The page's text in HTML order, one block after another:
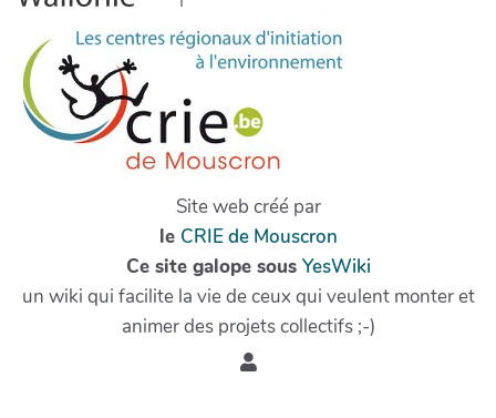
Site web créé par
le CRIE de Mouscron
Ce site galope sous YesWiki
un wiki qui facilite la vie de ceux qui veulent monter et
animer des projets collectifs ;-)